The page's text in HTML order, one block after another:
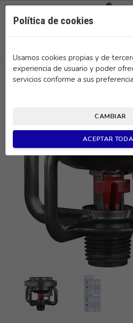
Política de cookies
Usamos cookies propias y de
experiencia de usuario y poder
servicios conforme a sus
CAMBIAR
ACEPTAR
